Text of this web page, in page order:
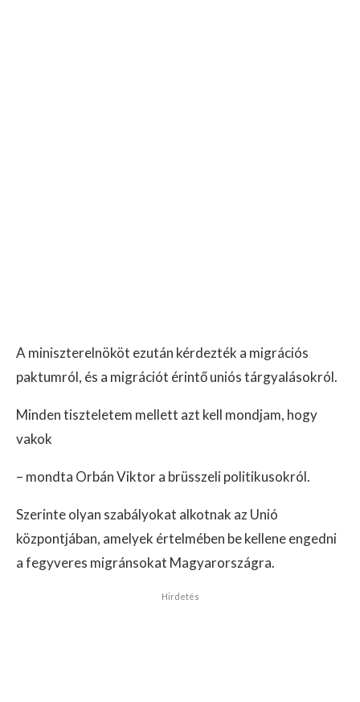
A miniszterelnököt ezután kérdezték a migrációs
paktumról, és a migrációt érintő uniós tárgyalásokról.
Minden tiszteletem mellett azt kell mondjam, hogy
vakok
– mondta Orbán Viktor a brüsszeli politikusokról.
Szerinte olyan szabályokat alkotnak az Unió
központjában, amelyek értelmében be kellene engedni
a fegyveres migránsokat Magyarországra.
Hirdetés